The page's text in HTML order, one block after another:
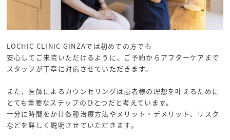
LOCHIC CLINIC GINZAでは初めての方でも
安心してご来院いただけるように、ご予約からアフターケアまで
スタッフが丁寧に対応させていただきます。
また、医師によるカウンセリングは患者様の理想を叶えるために
とても重要なステップのひとつだと考えています。
十分に時間をかけ各種治療方法やメリット・デメリット、リスク
などを詳しく説明させていただきます。